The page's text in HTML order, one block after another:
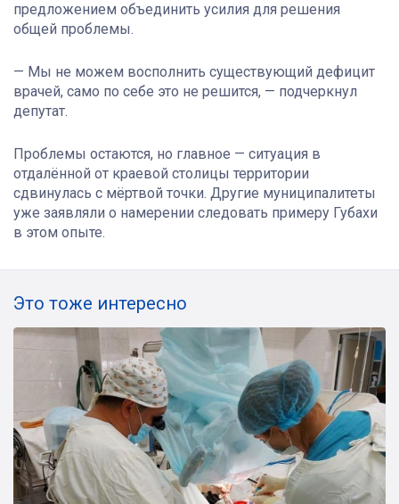
предложением объединить усилия для решения
общей проблемы.
— Мы не можем восполнить существующий дефицит
врачей, само по себе это не решится, — подчеркнул
депутат.
Проблемы остаются, но главное — ситуация в
отдалённой от краевой столицы территории
сдвинулась с мёртвой точки. Другие муниципалитеты
уже заявляли о намерении следовать примеру Губахи
в этом опыте.
Это тоже интересно